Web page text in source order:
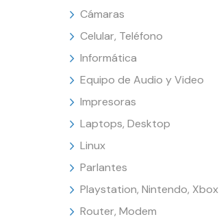
Cámaras
Celular, Teléfono
Informática
Equipo de Audio y Video
Impresoras
Laptops, Desktop
Linux
Parlantes
Playstation, Nintendo, Xbox
Router, Modem